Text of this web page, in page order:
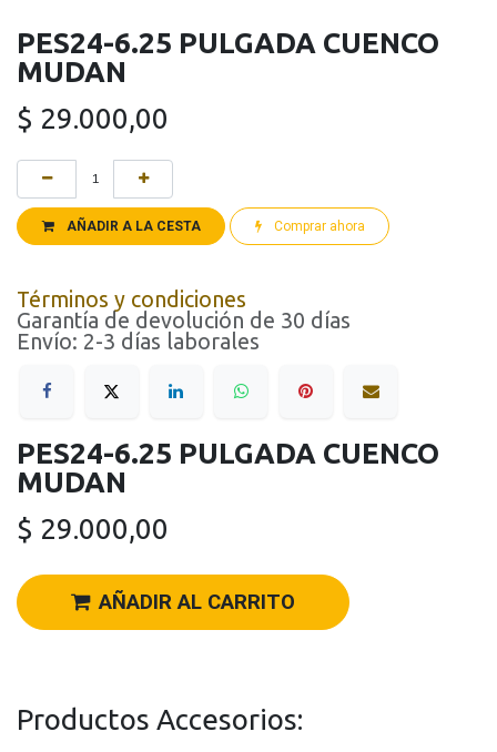
PES24-6.25 PULGADA CUENCO
MUDAN
$ 29.000,00
AÑADIR A LA CESTA Comprar ahora
Términos y condiciones
Garantía de devolución de 30 días
Envío: 2-3 días laborales
PES24-6.25 PULGADA CUENCO
MUDAN
$ 29.000,00
AÑADIR AL CARRITO
Productos Accesorios: